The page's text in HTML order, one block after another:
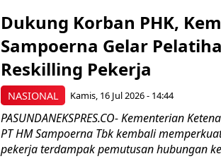
NASIONAL
Dukung Korban PHK,
Sampoerna Gelar
Reskilling Pekerja
Kamis, 16 Jul 2026 - 14:44
PASUNDANEKSPRES.CO- Kementerian
PT HM Sampoerna Tbk kembali
pekerja terdampak pemutusan hubungan